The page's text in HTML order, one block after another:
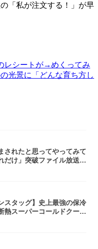
「私が注文する！」が早
レシートが→めくってみ
景に「どんな育ち方し
されたと思ってやってみて
だけ」突破ファイル放送で
スタッグ】史上最強の保冷
熱スーパーコールドクーラ